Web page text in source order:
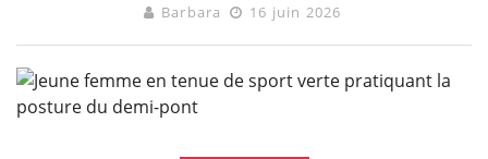
Barbara 16 juin 2026